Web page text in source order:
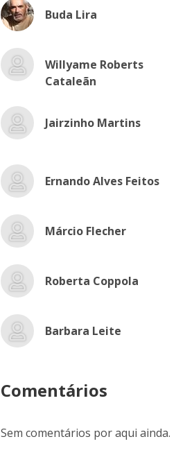
Buda Lira
Willyame Roberts
Cataleãn
Jairzinho Martins
Ernando Alves Feitos
Márcio Flecher
Roberta Coppola
Barbara Leite
Comentários
Sem comentários por aqui ainda.